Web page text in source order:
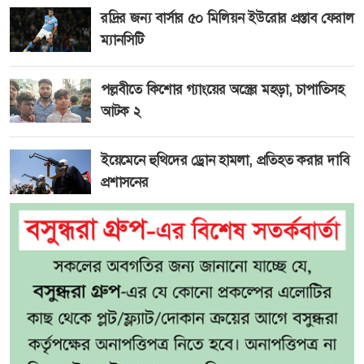
রদ্রির জন্য বার্সার ৫০ মিলিয়ন ইউরোর প্রস্তাব ফেরাল
ম্যানসিটি
পল্লবীতে কিশোর গ্যাংয়ের অস্ত্রের মহড়া, চাপাতিসহ
আটক ২
ইয়েমেনে হুথিদের ড্রোন হামলা, প্রতিহত করার দাবি
প্রশাসনের